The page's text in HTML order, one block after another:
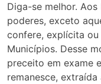
Diga-se melhor.
poderes, exceto
confere, explícita
Municípios. Desse
preceito em exame
remanesce,